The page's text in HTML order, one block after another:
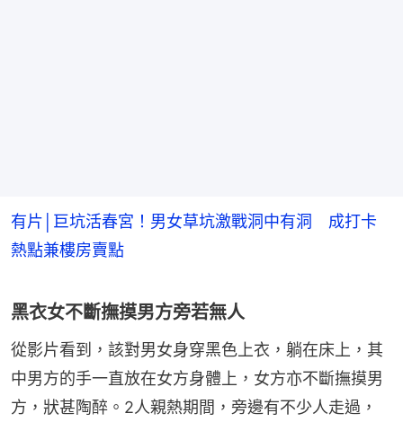
有片│巨坑活春宮！男女草坑激戰洞中有洞 成打卡
熱點兼樓房賣點
黑衣女不斷撫摸男方旁若無人
從影片看到，該對男女身穿黑色上衣，躺在床上，其
中男方的手一直放在女方身體上，女方亦不斷撫摸男
方，狀甚陶醉。2人親熱期間，旁邊有不少人走過，